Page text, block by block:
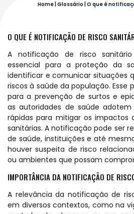
Home| Glossário O que é
O QUE É NOTIFICAÇÃO DE RISCO
A notificação de risco
essencial para a proteção da
identificar e comunicar situações
riscos à saúde da população. Esse
para a prevenção de surtos e
as autoridades de saúde
rápidas para mitigar os impactos
sanitárias. A notificação pode ser
de saúde, instituições e até
houver suspeita de risco
ou ambientes que possam
IMPORTÂNCIA DA NOTIFICAÇÃO DE
A relevância da notificação de
em diversos contextos, como na